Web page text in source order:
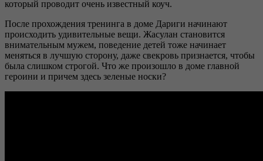
который проводит очень известный коуч.
После прохождения тренинга в доме Дариги начинают
происходить удивительные вещи. Жасулан становится
внимательным мужем, поведение детей тоже начинает
меняться в лучшую сторону, даже свекровь признается, чтобы
была слишком строгой. Что же произошло в доме главной
героини и причем здесь зеленые носки?